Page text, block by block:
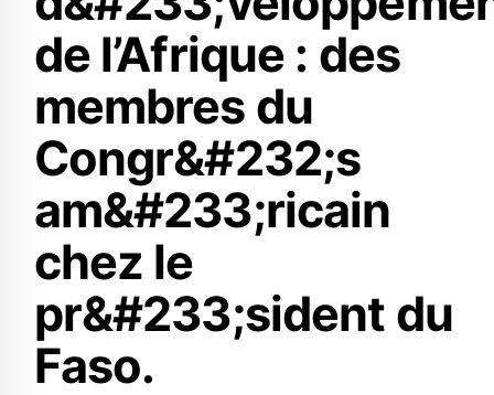
de l’Afrique : des
membres du
Congr&#232;s
am&#233;ricain
chez le
pr&#233;sident du
Faso.